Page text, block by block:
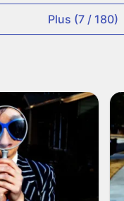
Plus (7 / 180)